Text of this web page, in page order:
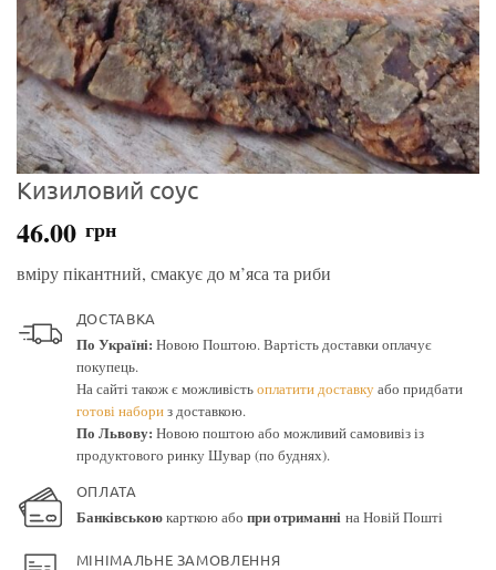
Кизиловий соус
46.00 грн
вміру пікантний, смакує до м’яса та риби
ДОСТАВКА
По Україні: Новою Поштою. Вартість доставки оплачує
покупець.
На сайті також є можливістьоплатити доставкуабо придбати
готові набориз доставкою.
По Львову: Новою поштою або можливий самовивіз із
продуктового ринку Шувар (по буднях).
ОПЛАТА
Банківськоюкарткою або при отриманніна Новій Пошті
МІНІМАЛЬНЕ ЗАМОВЛЕННЯ